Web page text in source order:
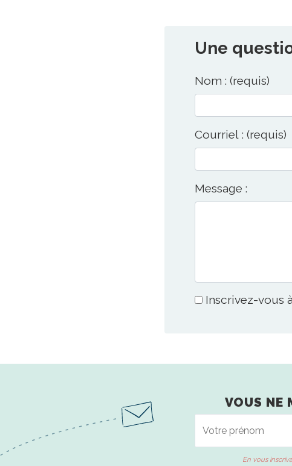
Une
Nom : (requis)
Courriel : (requis)
Message :
Inscrivez-vous
VOUS NE
En vous